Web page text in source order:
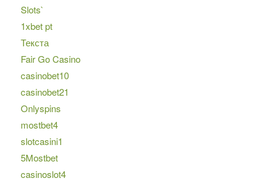
Slots`
1xbet pt
Текста
Fair Go Casino
casinobet10
casinobet21
Onlyspins
mostbet4
slotcasini1
5Mostbet
casinoslot4